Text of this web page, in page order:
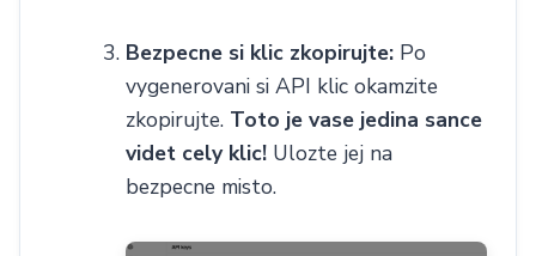
Bezpecne si klic zkopirujte: Po
vygenerovani si API klic okamzite
zkopirujte. Toto je vase jedina sance
videt cely klic! Ulozte jej na
bezpecne misto.